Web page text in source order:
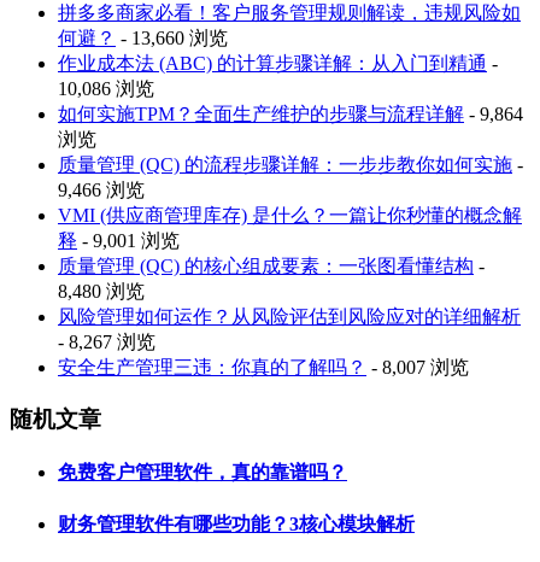
拼多多商家必看！客户服务管理规则解读，违规风险如
何避？ - 13,660 浏览
作业成本法 (ABC) 的计算步骤详解：从入门到精通 -
10,086 浏览
如何实施TPM？全面生产维护的步骤与流程详解 - 9,864
浏览
质量管理 (QC) 的流程步骤详解：一步步教你如何实施 -
9,466 浏览
VMI (供应商管理库存) 是什么？一篇让你秒懂的概念解
释 - 9,001 浏览
质量管理 (QC) 的核心组成要素：一张图看懂结构 -
8,480 浏览
风险管理如何运作？从风险评估到风险应对的详细解析
- 8,267 浏览
安全生产管理三违：你真的了解吗？ - 8,007 浏览
随机文章
免费客户管理软件，真的靠谱吗？
财务管理软件有哪些功能？3核心模块解析